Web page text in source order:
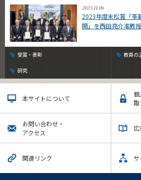
2023.11.06
2023年度末松賞「革
開」を西田亮介准教
受賞・表彰 教員の
研究
本サイトについて
個
取
お問い合わせ・
アクセス
関連リンク サ